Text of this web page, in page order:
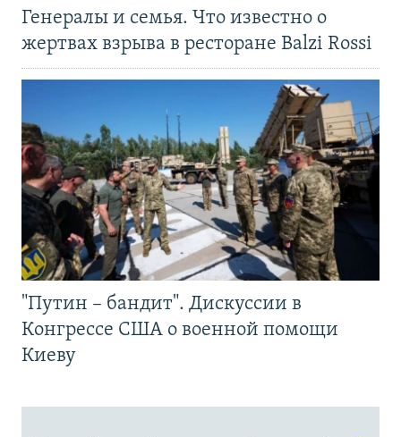
Генералы и семья. Что известно о
жертвах взрыва в ресторане Balzi Rossi
"Путин – бандит". Дискуссии в
Конгрессе США о военной помощи
Киеву